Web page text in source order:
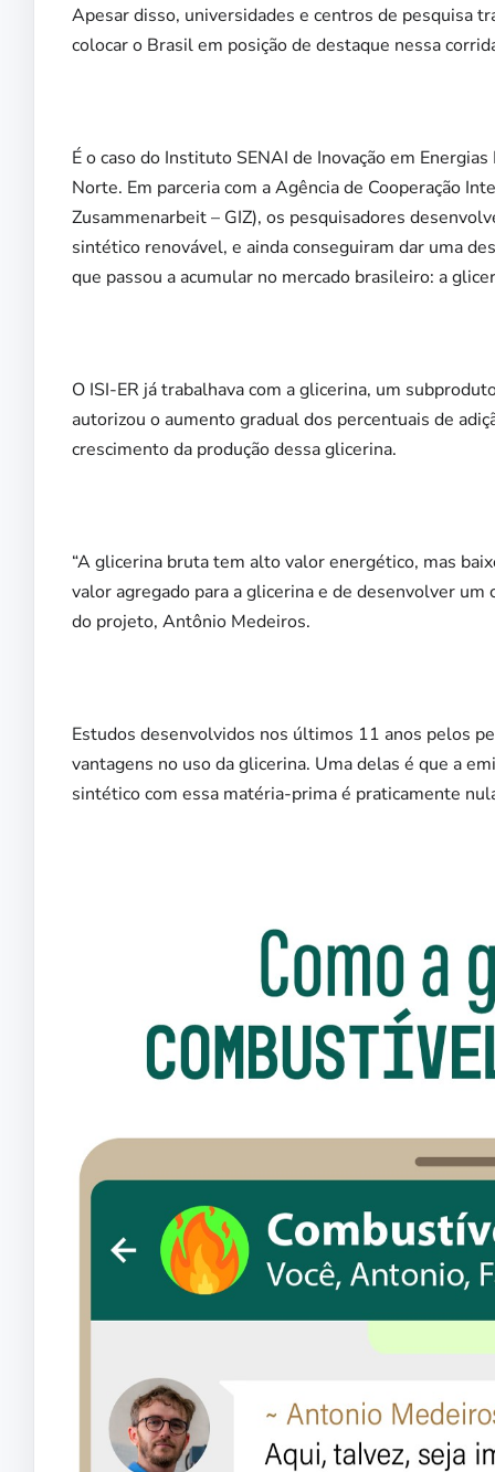
Apesar disso, universidades e centros de pesquisa
colocar o Brasil em posição de destaque nessa
É o caso do Instituto SENAI de Inovação em
Norte. Em parceria com a Agência de Cooperação
Zusammenarbeit – GIZ), os pesquisadores
sintético renovável, e ainda conseguiram dar uma
que passou a acumular no mercado brasileiro: a
O ISI-ER já trabalhava com a glicerina, um
autorizou o aumento gradual dos percentuais de
crescimento da produção dessa glicerina.
“A glicerina bruta tem alto valor energético, mas
valor agregado para a glicerina e de desenvolver
do projeto, Antônio Medeiros.
Estudos desenvolvidos nos últimos 11 anos pelos
vantagens no uso da glicerina. Uma delas é que a
sintético com essa matéria-prima é praticamente